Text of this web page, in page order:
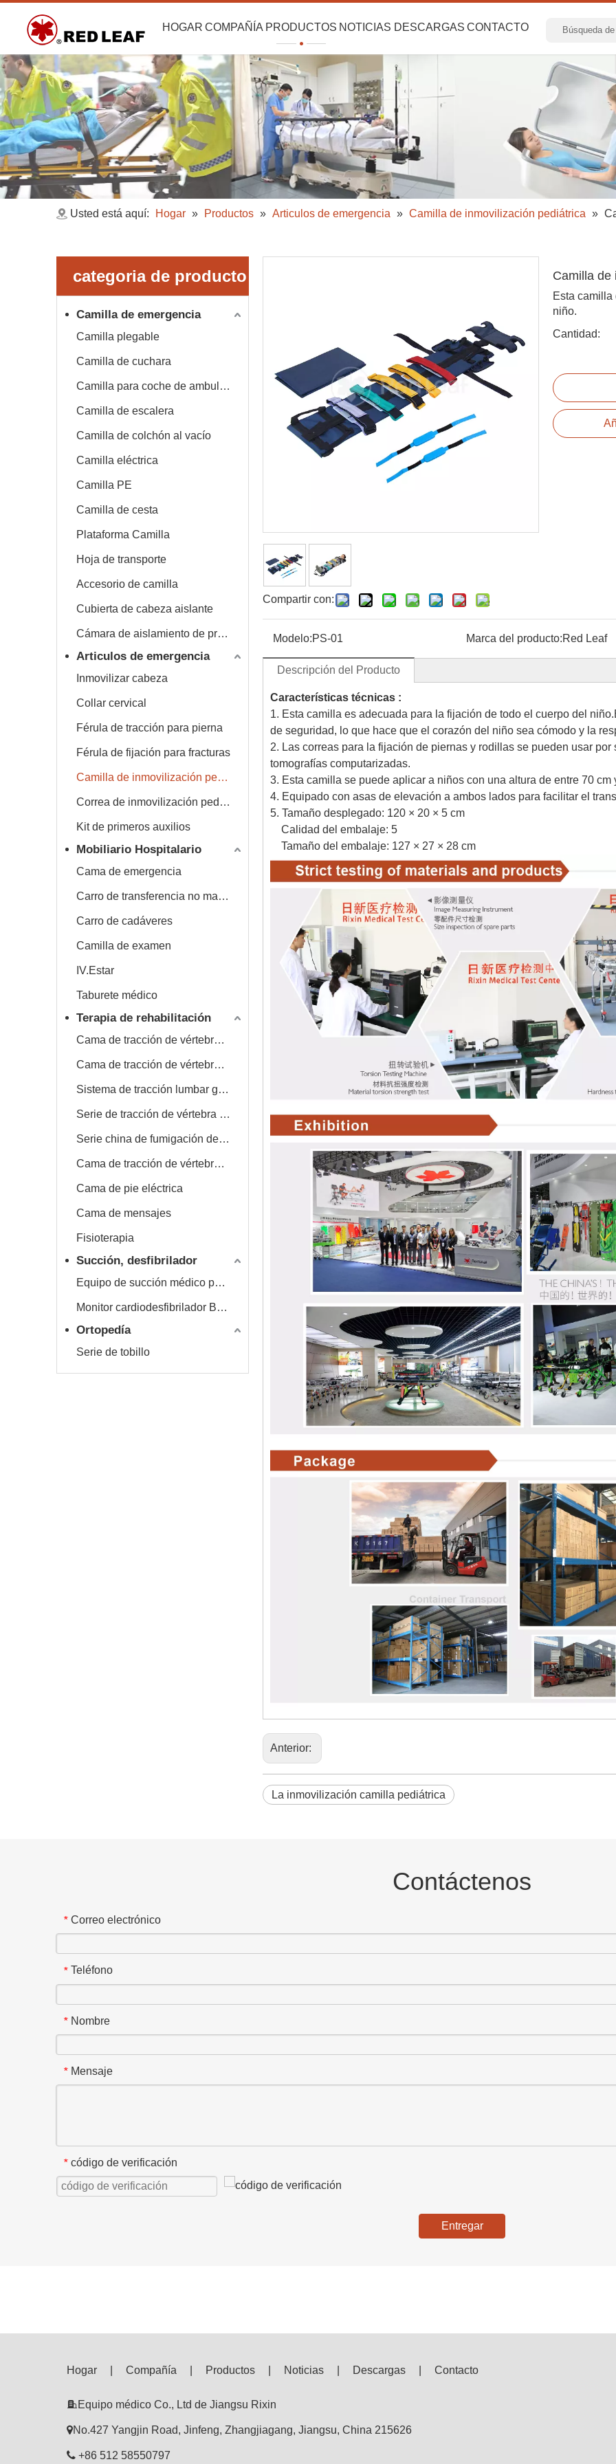
HOGAR COMPAÑÍA PRODUCTOS NOTICIAS DESCARGAS CONTACTO
Usted está aquí: Hogar » Productos » Articulos de emergencia » Camilla de inmovilización pediátrica »
categoria de producto
Camilla de emergencia
Camilla plegable
Camilla de cuchara
Camilla para coche de ambulancia
Camilla de escalera
Camilla de colchón al vacío
Camilla eléctrica
Camilla PE
Camilla de cesta
Plataforma Camilla
Hoja de transporte
Accesorio de camilla
Cubierta de cabeza aislante
Cámara de aislamiento de presión negativa
Articulos de emergencia
Inmovilizar cabeza
Collar cervical
Férula de tracción para pierna
Férula de fijación para fracturas
Camilla de inmovilización pediátrica
Correa de inmovilización pediátrica
Kit de primeros auxilios
Mobiliario Hospitalario
Cama de emergencia
Carro de transferencia no magnético
Carro de cadáveres
Camilla de examen
IV.Estar
Taburete médico
Terapia de rehabilitación
Cama de tracción de vértebra lumbar cervical
Cama de tracción de vértebra lumbar
Sistema de tracción lumbar giratorio rápido, lento
Serie de tracción de vértebra cervical
Serie china de fumigación de drogas
Cama de tracción de vértebra lumbar multifuncional
Cama de pie eléctrica
Cama de mensajes
Fisioterapia
Succión, desfibrilador
Equipo de succión médico portátil Hersill
Monitor cardiodesfibrilador Bexen
Ortopedía
Serie de tobillo
Compartir con:
Camilla de
Esta camilla
niño.
Cantidad:
Modelo:PS-01 Marca del producto:Red Leaf
Descripción del Producto
Características técnicas :
1. Esta camilla es adecuada para la fijación de todo el cuerpo del
de seguridad, lo que hace que el corazón del niño sea cómodo y la
2. Las correas para la fijación de piernas y rodillas se pueden usar
tomografías computarizadas.
3. Esta camilla se puede aplicar a niños con una altura de entre 70 cm
4. Equipado con asas de elevación a ambos lados para facilitar el
5. Tamaño desplegado: 120 × 20 × 5 cm
Calidad del embalaje: 5
Tamaño del embalaje: 127 × 27 × 28 cm
Anterior:
La inmovilización camilla pediátrica
Contáctenos
* Correo electrónico
* Teléfono
* Nombre
* Mensaje
* código de verificación
Entregar
Hogar Compañía Productos Noticias Descargas Contacto
 Equipo médico Co., Ltd de Jiangsu Rixin
No.427 Yangjin Road, Jinfeng, Zhangjiagang, Jiangsu, China 215626
 +86 512 58550797